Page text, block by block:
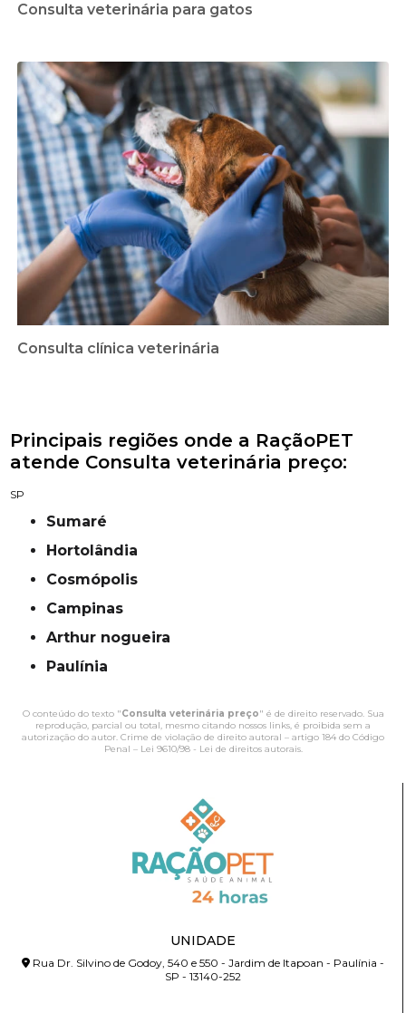
Consulta veterinária para gatos
Consulta clínica veterinária
Principais regiões onde a RaçãoPET
atende Consulta veterinária preço:
SP
Sumaré
Hortolândia
Cosmópolis
campinas
Arthur nogueira
Paulínia
O conteúdo do texto "Consulta veterinária preço" é de direito reservado. Sua
reprodução, parcial ou total, mesmo citando nossos links, é proibida sem a
autorização do autor. Crime de violação de direito autoral – artigo 184 do Código
Penal – Lei 9610/98 - Lei de direitos autorais.
UNIDADE
Rua Dr. Silvino de Godoy, 540 e 550 - Jardim de Itapoan - Paulínia -
SP - 13140-252